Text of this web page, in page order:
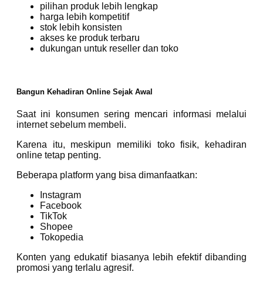
pilihan produk lebih lengkap
harga lebih kompetitif
stok lebih konsisten
akses ke produk terbaru
dukungan untuk reseller dan toko
Bangun Kehadiran Online Sejak Awal
Saat ini konsumen sering mencari informasi melalui
internet sebelum membeli.
Karena itu, meskipun memiliki toko fisik, kehadiran
online tetap penting.
Beberapa platform yang bisa dimanfaatkan:
Instagram
Facebook
TikTok
Shopee
Tokopedia
Konten yang edukatif biasanya lebih efektif dibanding
promosi yang terlalu agresif.